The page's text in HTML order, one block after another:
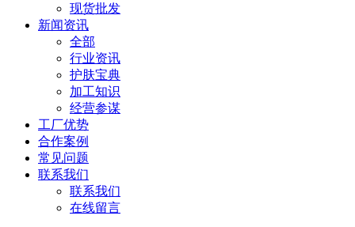
现货批发
新闻资讯
全部
行业资讯
护肤宝典
加工知识
经营参谋
工厂优势
合作案例
常见问题
联系我们
联系我们
在线留言